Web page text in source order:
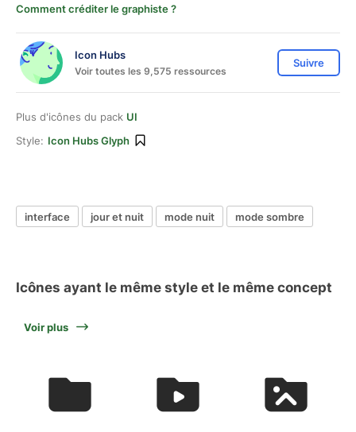
Comment créditer le graphiste ?
Icon Hubs
Voir toutes les 9,575 ressources
Suivre
Plus d'icônes du pack UI
Style: Icon Hubs Glyph
interface jour et nuit mode nuit mode sombre
Icônes ayant le même style et le même concept
Voir plus